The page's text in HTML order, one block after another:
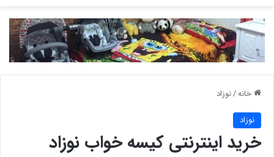
خانه/نوزاد
نوزاد
خرید اینترنتی کیسه خواب نوزاد